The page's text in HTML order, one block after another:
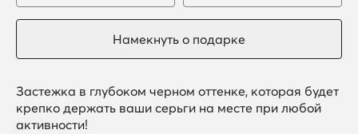
Застежка в глубоком черном оттенке, которая будет
крепко держать ваши серьги на месте при любой
активности!